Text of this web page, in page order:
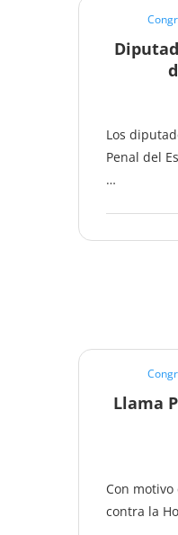
Los
Penal del
…
Llama
Con
contra la